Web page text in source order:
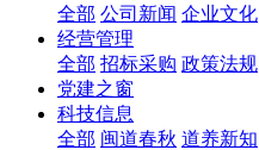
全部 公司新闻 企业文化
经营管理
全部 招标采购 政策法规
党建之窗
科技信息
全部 闽道春秋 道养新知